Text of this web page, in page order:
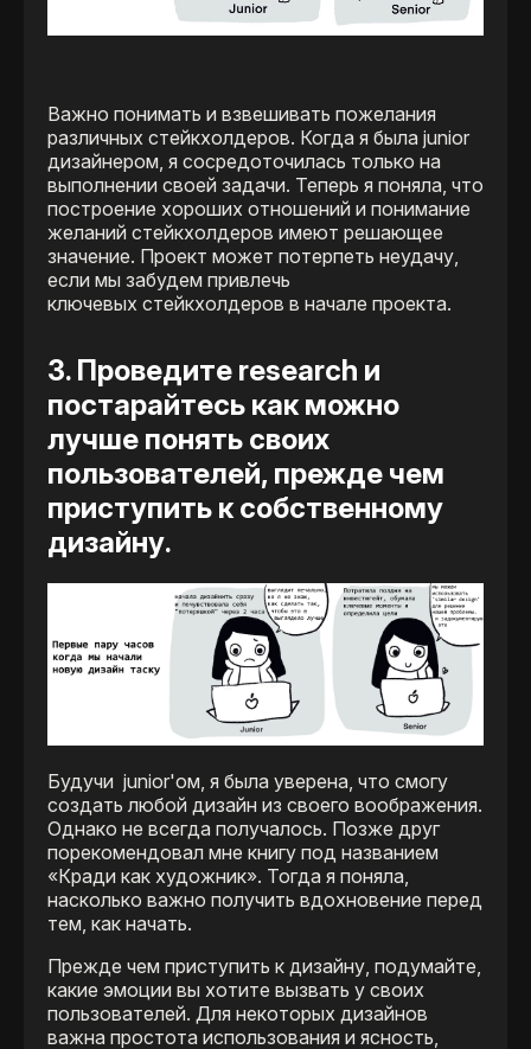
Важно понимать и взвешивать пожелания
различных стейкхолдеров. Когда я была junior
дизайнером, я сосредоточилась только на
выполнении своей задачи. Теперь я поняла, что
построение хороших отношений и понимание
желаний стейкхолдеров имеют решающее
значение. Проект может потерпеть неудачу,
если мы забудем привлечь
ключевых стейкхолдеров в начале проекта.
3. Проведите research и
постарайтесь как можно
лучше понять своих
пользователей, прежде чем
приступить к собственному
дизайну.
Будучи junior'ом, я была уверена, что смогу
создать любой дизайн из своего воображения.
Однако не всегда получалось. Позже друг
порекомендовал мне книгу под названием
«Кради как художник». Тогда я поняла,
насколько важно получить вдохновение перед
тем, как начать.
Прежде чем приступить к дизайну, подумайте,
какие эмоции вы хотите вызвать у своих
пользователей. Для некоторых дизайнов
важна простота использования и ясность,